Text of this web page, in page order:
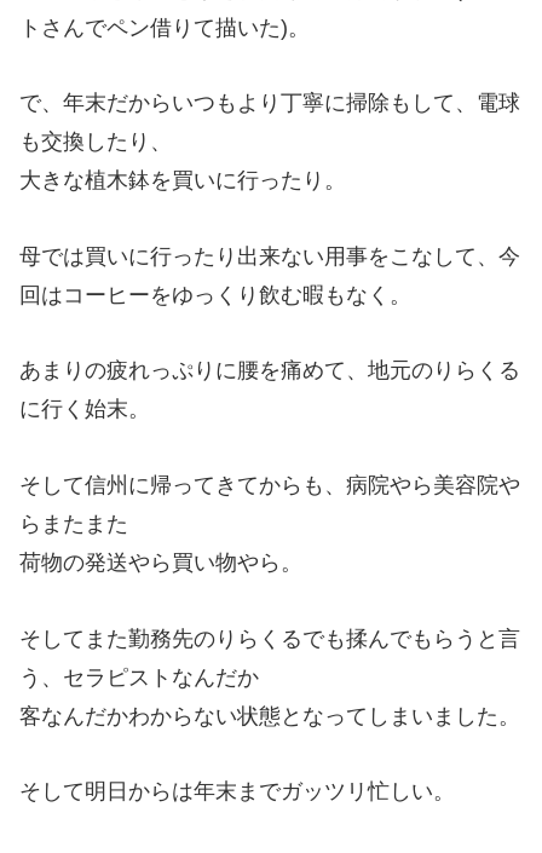
トさんでペン借りて描いた)。
で、年末だからいつもより丁寧に掃除もして、電球
も交換したり、
大きな植木鉢を買いに行ったり。
母では買いに行ったり出来ない用事をこなして、今
回はコーヒーをゆっくり飲む暇もなく。
あまりの疲れっぷりに腰を痛めて、地元のりらくる
に行く始末。
そして信州に帰ってきてからも、病院やら美容院や
らまたまた
荷物の発送やら買い物やら。
そしてまた勤務先のりらくるでも揉んでもらうと言
う、セラピストなんだか
客なんだかわからない状態となってしまいました。
そして明日からは年末までガッツリ忙しい。